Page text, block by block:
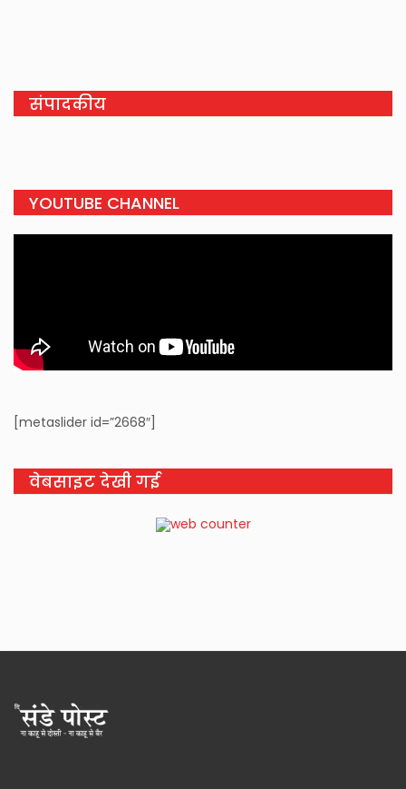
संपादकीय
YOUTUBE CHANNEL
[metaslider id=”2668″]
वेबसाइट देखी गई